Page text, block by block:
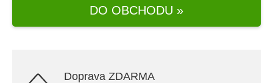
DO OBCHODU »
Doprava ZDARMA